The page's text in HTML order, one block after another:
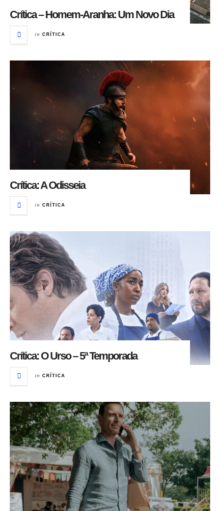
Crítica – Homem-Aranha: Um Novo Dia
in CRÍTICA
Crítica: A Odisseia
in CRÍTICA
Crítica: O Urso – 5ª Temporada
in CRÍTICA